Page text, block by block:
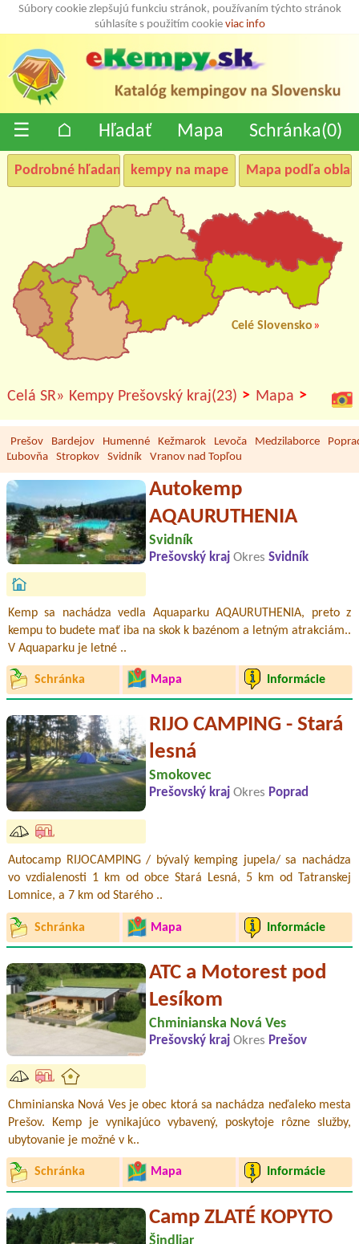
Súbory cookie zlepšujú funkciu stránok, používaním týchto stránok
súhlasíte s použitím cookie viac info
☰ ⌂ Hľadať Mapa Schránka(0)
Podrobné hľadanie kempy na mape Mapa podľa
Celé Slovensko»
Celá SR» Kempy Prešovský kraj(23) > Mapa >
Prešov Bardejov Humenné Kežmarok Levoča Medzilaborce
Ľubovňa
Stropkov Svidník Vranov nad Topľou
Autokemp
AQAURUTHENIA
Svidník
Prešovský kraj Okres Svidník
Kemp sa nachádza vedla Aquaparku AQAURUTHENIA, preto z
kempu to budete mať iba na skok k bazénom a letným atrakciám..
V Aquaparku je letné ..
Schránka Mapa Informácie
RIJO CAMPING - Stará
lesná
Smokovec
Prešovský kraj Okres Poprad
Autocamp RIJOCAMPING / bývalý kemping jupela/ sa nachádza
vo vzdialenosti 1 km od obce Stará Lesná, 5 km od Tatranskej
Lomnice, a 7 km od Starého ..
Schránka Mapa Informácie
ATC a Motorest pod
Lesíkom
Chminianska Nová Ves
Prešovský kraj Okres Prešov
Chminianska Nová Ves je obec ktorá sa nachádza neďaleko mesta
Prešov. Kemp je vynikajúco vybavený, poskytoje rôzne služby,
ubytovanie je možné v k..
Schránka Mapa Informácie
Camp ZLATÉ KOPYTO
Šindliar